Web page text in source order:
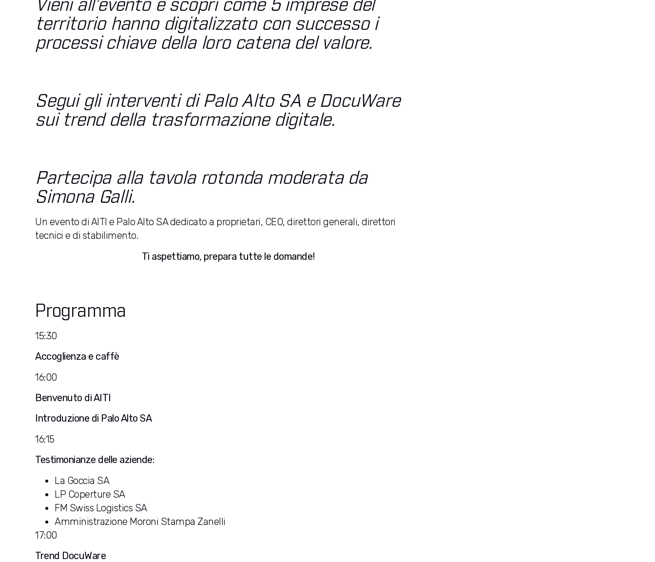
Vieni all’evento e scopri come 5 imprese del
territorio hanno digitalizzato con successo i
processi chiave della loro catena del valore.
Segui gli interventi di Palo Alto SA e DocuWare
sui trend della trasformazione digitale.
Partecipa alla tavola rotonda moderata da
Simona Galli.
Un evento di AITI e Palo Alto SA dedicato a proprietari, CEO, direttori generali, direttori
tecnici e di stabilimento.
Ti aspettiamo, prepara tutte le domande!
Programma
15:30
Accoglienza e caffè
16:00
Benvenuto di AITI
Introduzione di Palo Alto SA
16:15
Testimonianze delle aziende:
La Goccia SA
LP Coperture SA
FM Swiss Logistics SA
Amministrazione Moroni Stampa Zanelli
17:00
Trend DocuWare